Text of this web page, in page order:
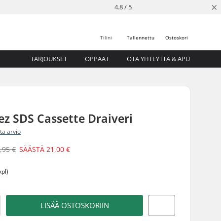
4.8 / 5 ×
Ostoskori
Tallennettu
Tilini
TARJOUKSET OPPAAT OTA YHTEYTTÄ & APU
SDS Cassette Draiveri
arvio
€ SÄÄSTÄ 21,00 €
LISÄÄ OSTOSKORIIN